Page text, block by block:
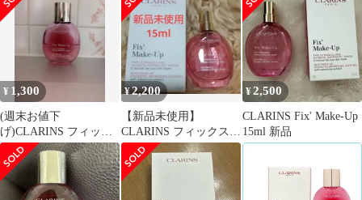
¥ 1,300
(週末お値下
げ)CLARINS フィック
ス メイクアップ N
50ml
¥2,200
【新品未使用】
CLARINS フィックス
メイクアップ N 15ml
¥2,500
CLARINS Fix' Make-Up
15ml 新品